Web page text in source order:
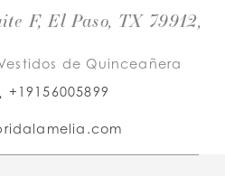
F, El Paso, TX 79912,
de Quinceañera
+19156005899